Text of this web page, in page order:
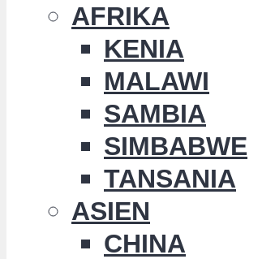
AFRIKA
KENIA
MALAWI
SAMBIA
SIMBABWE
TANSANIA
ASIEN
CHINA